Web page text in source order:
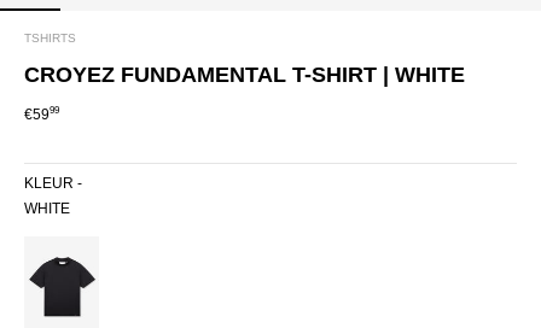
TSHIRTS
CROYEZ FUNDAMENTAL T-SHIRT | WHITE
€5999
KLEUR -
WHITE